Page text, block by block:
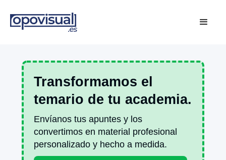
Transformamos el
temario de tu academia.
Envíanos tus apuntes y los
convertimos en material profesional
personalizado y hecho a medida.